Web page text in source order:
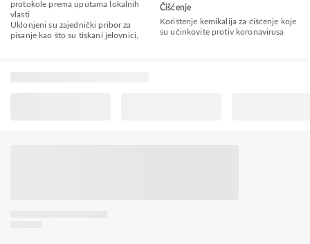
protokole prema uputama lokalnih
vlasti
Uklonjeni su zajednički pribor za
pisanje kao što su tiskani jelovnici,
Čišćenje
Korištenje kemikalija za čišćenje koje
su učinkovite protiv koronavirusa